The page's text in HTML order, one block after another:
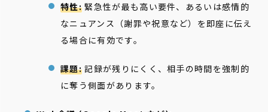
特性:緊急性が最も高い要件、あるいは感情的
なニュアンス（謝罪や祝意など）を即座に伝え
る場合に有効です。
課題:記録が残りにくく、相手の時間を強制的
に奪う側面があります。